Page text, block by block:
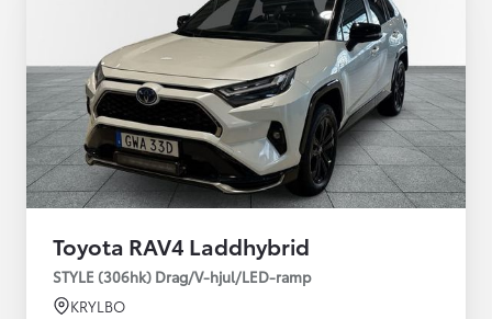
Toyota RAV4 Laddhybrid
STYLE (306hk) Drag/V-hjul/LED-ramp
KRYLBO